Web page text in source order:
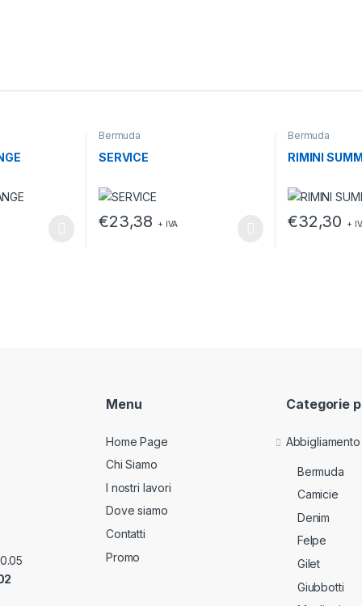
Bermuda
SERVICE
€23,38 + IVA
Bermuda
RIMINI
€32,30 +
Menu
Home Page
Chi Siamo
I nostri lavori
Dove siamo
Contatti
Promo
Categorie
Abbigliamento
Bermuda
Camicie
Denim
Felpe
Gilet
Giubbotti